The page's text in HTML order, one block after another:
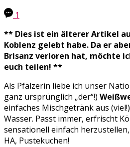
1
** Dies ist ein älterer Artikel
Koblenz gelebt habe. Da er
Brisanz verloren hat, möchte
euch teilen! **
Als Pfälzerin liebe ich unser
ganz ursprünglich „der“!)
einfaches Mischgetränk aus
Wasser. Passt immer, erfrischt
sensationell einfach
HA, Pustekuchen!